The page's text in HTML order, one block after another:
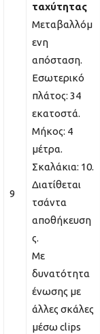
9
ταχύτητας
Μεταβαλλόμ
ενη
απόσταση.
Εσωτερικό
πλάτος: 34
εκατοστά.
Μήκος: 4
μέτρα.
Σκαλάκια: 10.
Διατίθεται
τσάντα
αποθήκευση
ς.
Με
δυνατότητα
ένωσης με
άλλες σκάλες
μέσω clips